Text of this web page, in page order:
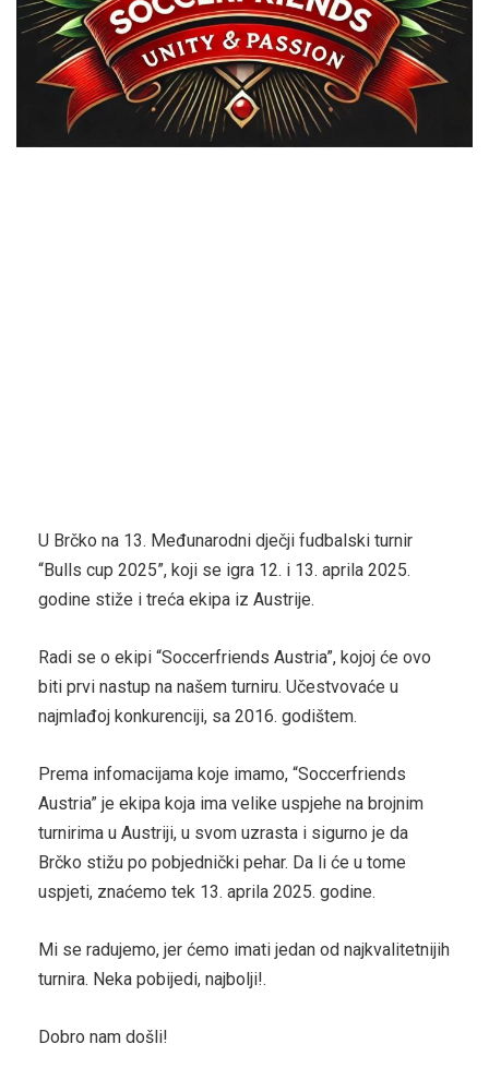
U Brčko na 13. Međunarodni dječji fudbalski turnir
“Bulls cup 2025”, koji se igra 12. i 13. aprila 2025.
godine stiže i treća ekipa iz Austrije.
Radi se o ekipi “Soccerfriends Austria”, kojoj će ovo
biti prvi nastup na našem turniru. Učestvovaće u
najmlađoj konkurenciji, sa 2016. godištem.
Prema infomacijama koje imamo, “Soccerfriends
Austria” je ekipa koja ima velike uspjehe na brojnim
turnirima u Austriji, u svom uzrasta i sigurno je da
Brčko stižu po pobjednički pehar. Da li će u tome
uspjeti, znaćemo tek 13. aprila 2025. godine.
Mi se radujemo, jer ćemo imati jedan od najkvalitetnijih
turnira. Neka pobijedi, najbolji!.
Dobro nam došli!